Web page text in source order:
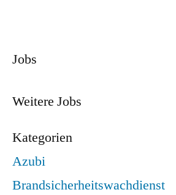
Jobs
Weitere Jobs
Kategorien
Azubi
Brandsicherheitswachdienst